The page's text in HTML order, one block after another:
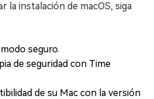
la instalación de macOS, siga
seguro.
de seguridad con Time
de su Mac con la versión